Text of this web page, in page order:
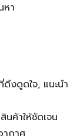
หา
งดูดใจ, แนะนำ
ค้าให้ชัดเจน